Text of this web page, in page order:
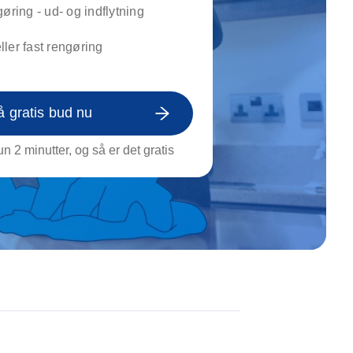
af tagrende
rengøring
- ud- og indflytning
fast rengøring
gratis bud nu
2 minutter, og så er det gratis